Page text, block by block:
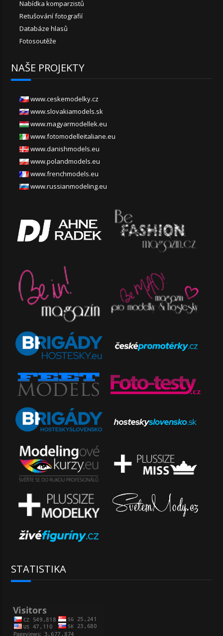
Nabídka komparzistů
Retušování fotografií
Databáze hlasů
Fotosoutěže
NAŠE PROJEKTY
www.ceskemodelky.cz
www.slovakiamodels.sk
www.magyarmodellek.eu
www.fotomodelleitaliane.eu
www.danishmodels.eu
www.polandmodels.eu
www.frenchmodels.eu
www.russianmodeling.eu
STATISTIKA